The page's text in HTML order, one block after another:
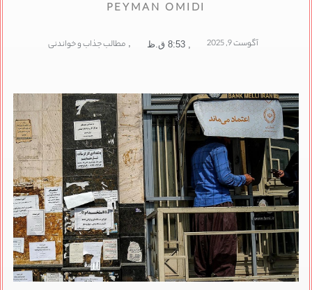
PEYMAN OMIDI
آگوست 9, 2025 8:53 ق.ظ , مطالب جذاب و خواندنی